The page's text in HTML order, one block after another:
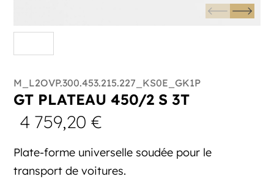
M_L2OVP.300.453.215.227_KS0E_GK1P
GT PLATEAU 450/2 S 3T
4 759,20€
Plate-forme universelle soudée pour le
transport de voitures.